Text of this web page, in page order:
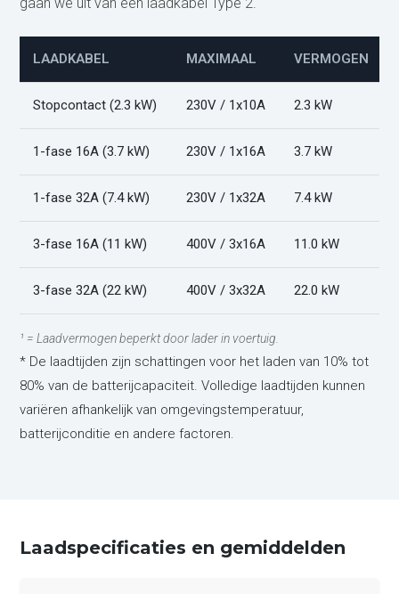
LAADKABEL MAXIMAAL VERMOGEN
Stopcontact (2.3 kW) 230V / 1x10A 2.3 kW
1-fase 16A (3.7 kW) 230V / 1x16A 3.7 kW
1-fase 32A (7.4 kW) 230V / 1x32A 7.4 kW
3-fase 16A (11 kW) 400V / 3x16A 11.0 kW
3-fase 32A (22 kW) 400V / 3x32A 22.0 kW
¹ = Laadvermogen beperkt door lader in voertuig.
* De laadtijden zijn schattingen voor het laden van 10% tot
80% van de batterijcapaciteit. Volledige laadtijden kunnen
variëren afhankelijk van omgevingstemperatuur,
batterijconditie en andere factoren.
Laadspecificaties en gemiddelden